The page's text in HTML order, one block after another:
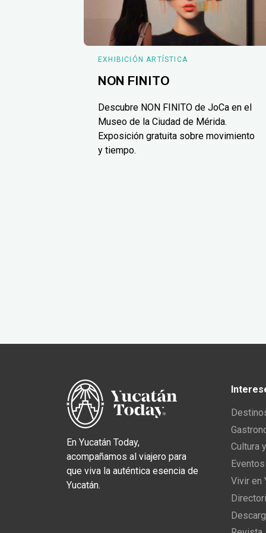
EXHIBICIÓN ARTÍSTICA
NON FINITO
Descubre NON FINITO de JoCa en el
Museo de la Ciudad de Mérida.
Exposición gratuita sobre movimiento
y tiempo.
En Yucatán Today,
acompañamos al viajero para
que viva la auténtica esencia de
Yucatán.
Cultura
Vivir en